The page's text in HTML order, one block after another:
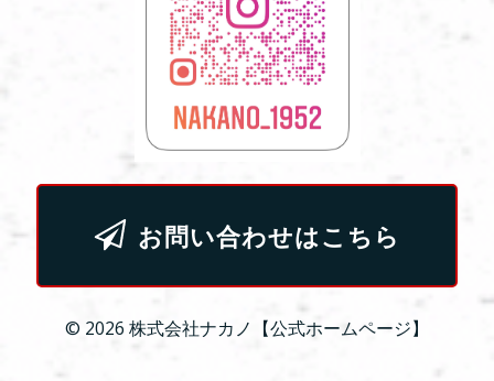
お問い合わせはこちら
© 2026 株式会社ナカノ【公式ホームページ】